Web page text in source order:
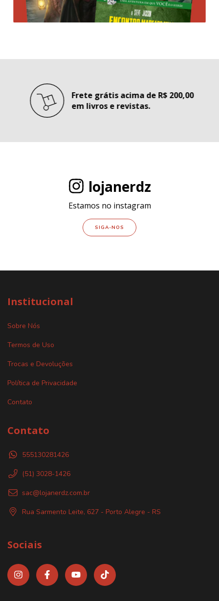
Frete grátis acima de R$ 200,00
em livros e revistas.
lojanerdz
Estamos no instagram
SIGA-NOS
Institucional
Sobre Nós
Termos de Uso
Trocas e Devoluções
Política de Privacidade
Contato
Contato
555130281426
(51) 3028-1426
sac@lojanerdz.com.br
Rua Sarmento Leite, 627 - Porto Alegre - RS
Sociais